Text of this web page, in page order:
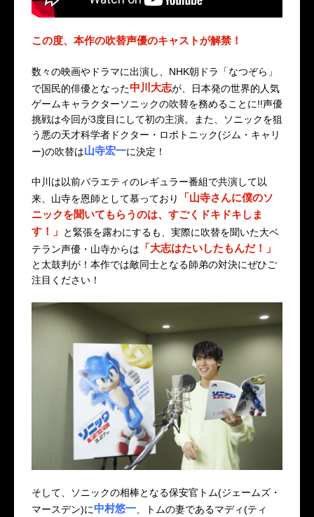
この度、本作の吹替声優のキャストが解禁！
数々の映画やドラマに出演し、NHK朝ドラ「なつぞら」
で国民的俳優となった中川大志が、日本発の世界的人気
ゲームキャラクターソニックの吹替を務めることに!!声優
挑戦は今回が3度目にして初の主演。また、ソニックを狙
う悪の天才科学者ドクター・ロボトニック(ジム・キャリ
ー)の吹替は山寺宏一に決定！
中川は以前バラエティのレギュラー番組で共演して以
来、山寺を恩師として慕っており
「山寺さんに僕のソ
ニックを聞いてもらうのは、すごくドキドキしま
す！」
と緊張を露わにするも、実際に吹替を聞いた大ベ
テラン声優・山寺からは 「大志はたいしたもんだ！」
と太鼓判が！本作では敵同士となる師弟の対決にぜひご
注目ください！
そして、ソニックの相棒となる保安官トム(ジェームズ・
マースデン)に中村悠一 、トムの妻であるマディ(ティ